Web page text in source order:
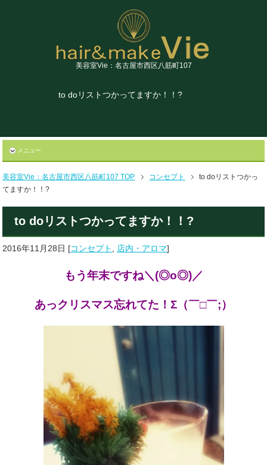
美容室Vie：名古屋市西区八筋町107
to doリストつかってますか！！?
メニュー
美容室Vie：名古屋市西区八筋町107 TOP コンセプト
to doリストつかっ
てますか！！?
to doリストつかってますか！！?
2016年11月28日 [コンセプト , 店内・アロマ]
もう年末ですね＼(◎o◎)／
あっクリスマス忘れてた！Σ（￣□￣;）